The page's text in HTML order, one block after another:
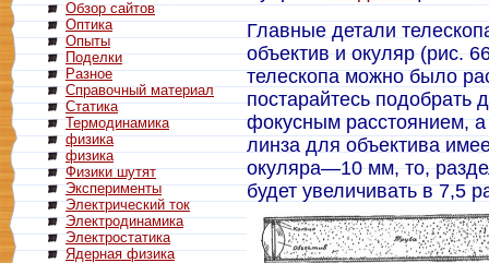
Обзор сайтов
Оптика
Опыты
Поделки
Разное
Справочный материал
Статика
Термодинамика
физика
физика
Физики шутят
Эксперименты
Электрический ток
Электродинамика
Электростатика
Ядерная физика
Главные детали
объектив и окуляр (рис.
телескопа можно было
постарайтесь подобрать
фокусным расстоянием,
линза для объектива
окуляра—10 мм, то,
будет увеличивать в 7,5